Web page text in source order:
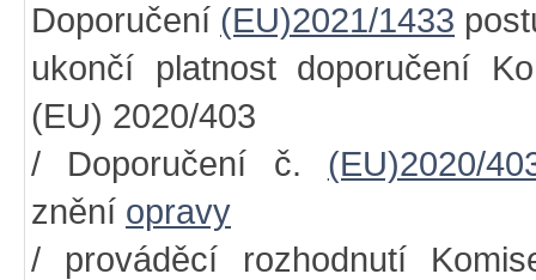
Doporučení (EU)2021/1433
ukončí platnost doporučení
(EU) 2020/403
/ Doporučení č. (EU)2020/
znění opravy
/ prováděcí rozhodnutí